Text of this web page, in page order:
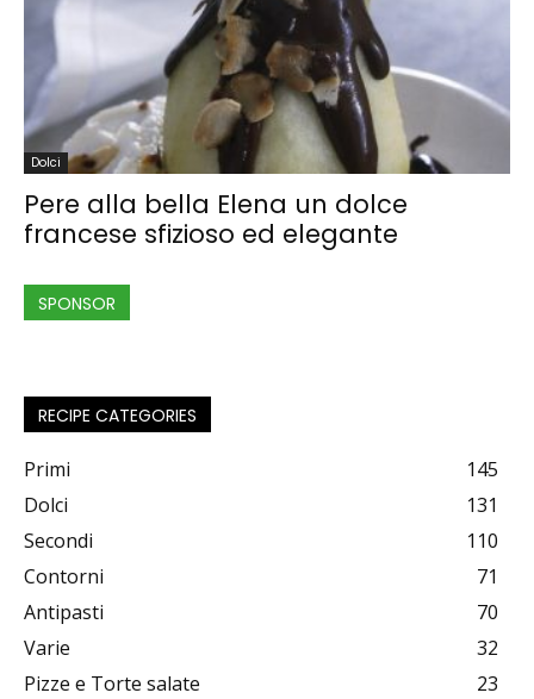
Dolci
Pere alla bella Elena un dolce
francese sfizioso ed elegante
SPONSOR
RECIPE CATEGORIES
Primi
145
Dolci
131
Secondi
110
Contorni
71
Antipasti
70
Varie
32
Pizze e Torte salate
23